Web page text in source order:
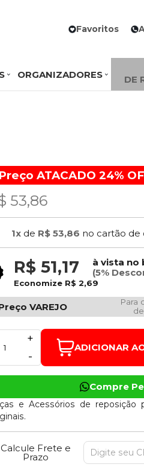
Favoritos
ORGANIZADORES
DE
Preço ATACADO24%
53,86
1x de R$ 53,86 no cartão de
R$ 51,17
à vista no
(5%
Economize R$ 2,69
VAREJO
Para
-
+
ADICIONAR
Compre
e Acessórios de reposição
Calcule Frete e
Prazo